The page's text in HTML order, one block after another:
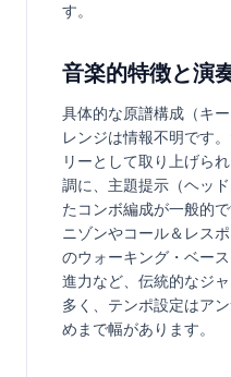
す。
音楽的特徴と演
具体的な原譜構成（キ
レンジは情報不明です
リーとして取り上げら
調に、主題提示（ヘッ
たコンボ編成が一般的
ニゾンやコール＆レス
のウォーキング・ベー
進力など、伝統的なジ
多く、テンポ設定はア
めまで幅があります。